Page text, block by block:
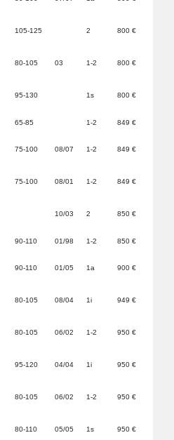
105-125 2 800 €
80-105 03 1-2 800 €
95-130 1s 800 €
65-85 1-2 849 €
75-100 08/07 1-2 849 €
75-100 08/01 1-2 849 €
10/03 2 850 €
90-110 01/98 1-2 850 €
90-110 01/05 1a 900 €
80-105 08/04 1i 949 €
80-105 06/02 1-2 950 €
95-120 04/04 1i 950 €
80-105 06/02 1-2 950 €
80-110 05/05 1s 950 €